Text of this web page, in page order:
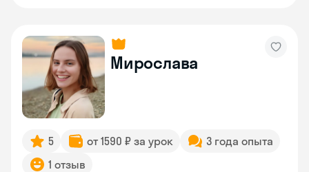
Мирослава
5 от 1590 ₽ за урок
3 года опыта
1 отзыв